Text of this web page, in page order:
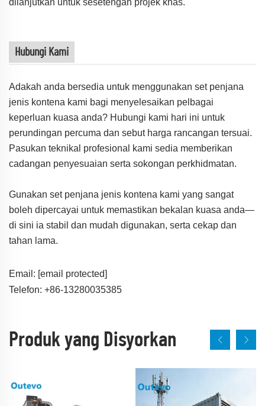
dilanjutkan untuk sesetengah projek khas.
Hubungi Kami
Adakah anda bersedia untuk menggunakan set penjana
jenis kontena kami bagi menyelesaikan pelbagai
keperluan kuasa anda? Hubungi kami hari ini untuk
perundingan percuma dan sebut harga rancangan tersuai.
Pasukan teknikal profesional kami sedia memberikan
cadangan penyesuaian serta sokongan perkhidmatan.
Gunakan set penjana jenis kontena kami yang sangat
boleh dipercayai untuk memastikan bekalan kuasa anda—
di sini ia stabil dan mudah digunakan, serta cekap dan
tahan lama.
Email: [email protected]
Telefon: +86-13280035385
Produk yang Disyorkan